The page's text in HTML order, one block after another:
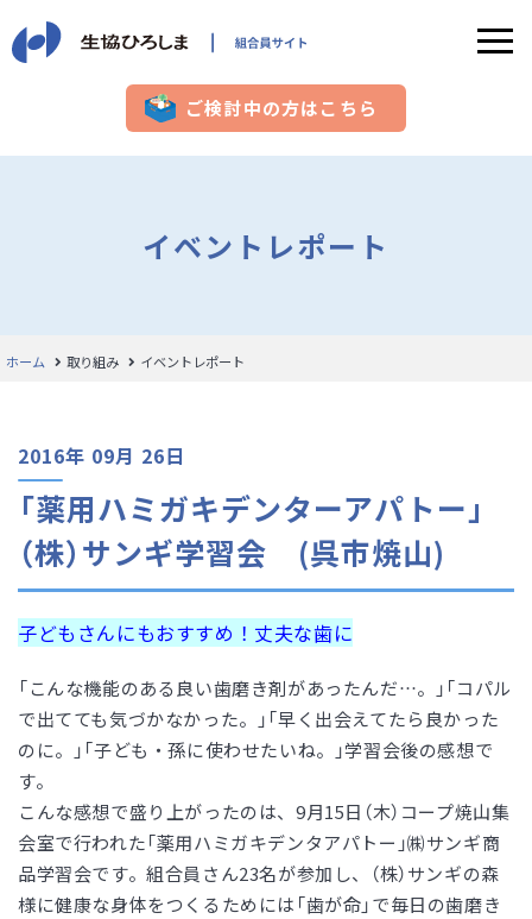
ご検討中の方はこちら
イベントレポート
ホーム 取り組み イベントレポート
2016年 09月 26日
「薬用ハミガキデンターアパトー」
（株）サンギ学習会 (呉市焼山)
子どもさんにもおすすめ！丈夫な歯に
「こんな機能のある良い歯磨き剤があったんだ…。」「コパル
で出てても気づかなかった。」「早く出会えてたら良かった
のに。」「子ども・孫に使わせたいね。」学習会後の感想で
す。
こんな感想で盛り上がったのは、9月15日（木）コープ焼山集
会室で行われた「薬用ハミガキデンタアパトー」㈱サンギ商
品学習会です。組合員さん23名が参加し、（株）サンギの森
様に健康な身体をつくるためには「歯が命」で毎日の歯磨き